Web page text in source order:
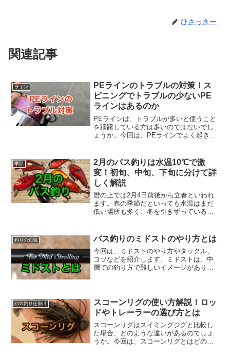
ひさっきー
関連記事
ライン
PEラインのトラブルの対策！ス
ピニングでトラブルの少ないPE
ラインはあるのか
PEラインは、トラブルが多いと使うこと
を躊躇している方は多いのではないでし
ょうか。今回は、PEラインでよく起きる
つのトラブルと原因PEラインがガイドに
絡まるキャストした...
季節
2月のバス釣りは水温10℃で激
変！初旬、中旬、下旬に分けて詳
しく解説
暦の上では2月4日前後から立春といわれ
ます。春の季節だといっても水温はまだ
低い場所も多く、冬を引きずっている場
場所が出てくるのも事実です。今回は、2
月を初旬・中旬・下...
釣りの知識 バス釣りのミドストのやり方とは
今回は、ミドストのやり方やタックル、
コツなどを紹介します。ミドストは、中
層での釣り方で難しいイメージがありま
ドストローリング（Mid ...
バス釣り仕掛け
スコーンリグの使い方解説！ロッ
ドやトレーラーの選び方とは
スコーンリグはスイミングジグと比較し
た場合、どのような違いがあるのでしょ
うか。今回は、スコーンリグとはどのよ